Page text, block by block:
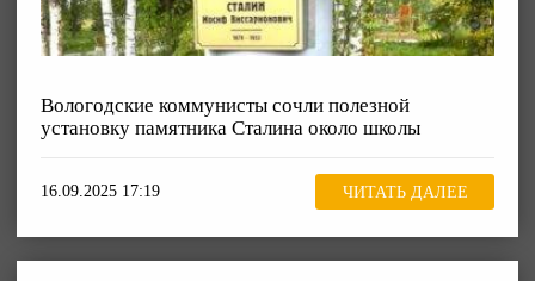
Вологодские коммунисты сочли полезной
установку памятника Сталина около школы
16.09.2025 17:19 ЧИТАТЬ ДАЛЕЕ